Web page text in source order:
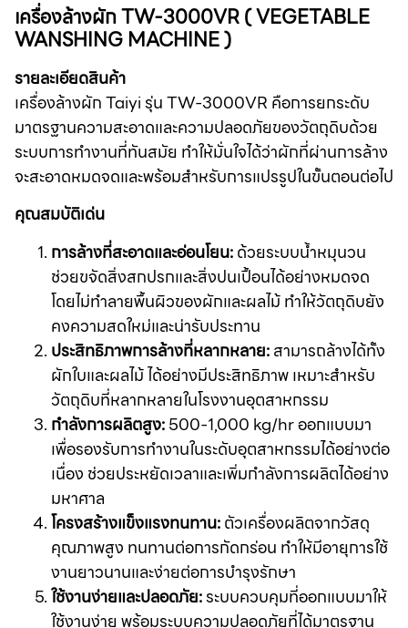
เครื่องล้างผัก TW-3000VR ( VEGETABLE
WANSHING MACHINE )
รายละเอียดสินค้า
เครื่องล้างผัก Taiyi รุ่น TW-3000VR คือการยกระดับ
มาตรฐานความสะอาดและความปลอดภัยของวัตถุดิบด้วย
ระบบการทำงานที่ทันสมัย ทำให้มั่นใจได้ว่าผักที่ผ่านการล้าง
จะสะอาดหมดจดและพร้อมสำหรับการแปรรูปในขั้นตอนต่อไป
คุณสมบัติเด่น
การล้างที่สะอาดและอ่อนโยน:ด้วยระบบน้ำหมุนวน
ช่วยขจัดสิ่งสกปรกและสิ่งปนเปื้อนได้อย่างหมดจด
โดยไม่ทำลายพื้นผิวของผักและผลไม้ ทำให้วัตถุดิบยัง
คงความสดใหม่และน่ารับประทาน
ประสิทธิภาพการล้างที่หลากหลาย:สามารถล้างได้ทั้ง
ผักใบและผลไม้ ได้อย่างมีประสิทธิภาพ เหมาะสำหรับ
วัตถุดิบที่หลากหลายในโรงงานอุตสาหกรรม
กำลังการผลิตสูง:500-1,000 kg/hr ออกแบบมา
เพื่อรองรับการทำงานในระดับอุตสาหกรรมได้อย่างต่อ
เนื่อง ช่วยประหยัดเวลาและเพิ่มกำลังการผลิตได้อย่าง
มหาศาล
โครงสร้างแข็งแรงทนทาน:ตัวเครื่องผลิตจากวัสดุ
คุณภาพสูง ทนทานต่อการกัดกร่อน ทำให้มีอายุการใช้
งานยาวนานและง่ายต่อการบำรุงรักษา
ใช้งานง่ายและปลอดภัย:ระบบควบคุมที่ออกแบบมาให้
ใช้งานง่าย พร้อมระบบความปลอดภัยที่ได้มาตรฐาน